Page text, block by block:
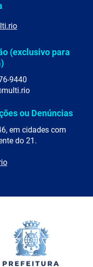
(exclusivo para
9440
ou Denúncias
em cidades com
do 21.